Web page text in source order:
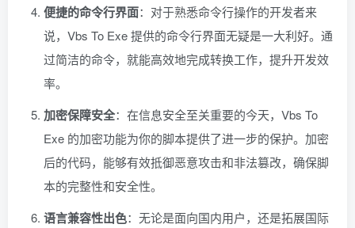
便捷的命令行界面：对于熟悉命令行操作的开发者来
说，Vbs To Exe 提供的命令行界面无疑是一大利好。通
过简洁的命令，就能高效地完成转换工作，提升开发效
率。
加密保障安全：在信息安全至关重要的今天，Vbs To
Exe 的加密功能为你的脚本提供了进一步的保护。加密
后的代码，能够有效抵御恶意攻击和非法篡改，确保脚
本的完整性和安全性。
语言兼容性出色：无论是面向国内用户，还是拓展国际